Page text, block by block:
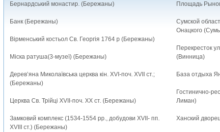
Бернардський монастир. (Бережаны)
Банк (Бережаны)
Вірменський костьол Св. Георгія 1764 р (Бережаны)
Міска ратуша(3-музеї) (Бережаны)
Дерев’яна Миколаївська церква кін. XVI-поч. XVII ст.;
(Бережаны)
Церква Св. Трійці XVII-поч. ХХ ст. (Бережаны)
Замковий комплекс (1534-1554 рр., добудови XVII- пп.
XVIII ст.) (Бережаны)
Площадь
Сумской
Онацкого
Перекресток
(Винница)
База отдыха
Гостинично-
Лиман)
Ханский